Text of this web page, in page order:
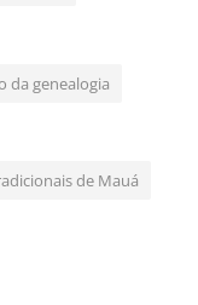
da genealogia
de Mauá